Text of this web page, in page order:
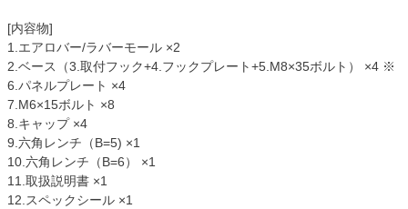
[内容物]
1.エアロバー/ラバーモール ×2
2.ベース（3.取付フック+4.フックプレート+5.M8×35ボルト） ×4 ※
6.パネルプレート ×4
7.M6×15ボルト ×8
8.キャップ ×4
9.六角レンチ（B=5) ×1
10.六角レンチ（B=6） ×1
11.取扱説明書 ×1
12.スペックシール ×1